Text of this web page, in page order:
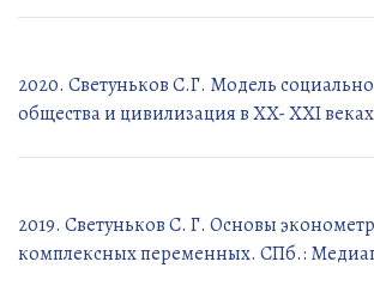
2020. Светуньков С.Г. Модель
общества и цивилизация в XX- XXI веках
2019. Светуньков С. Г. Основы
комплексных переменных. СПб.: